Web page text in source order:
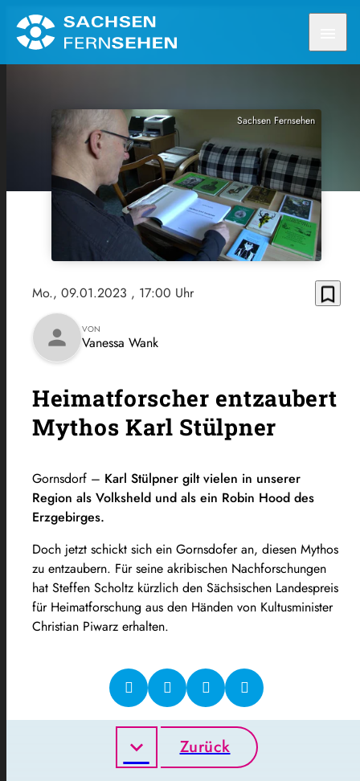
Sachsen Fernsehen
Mo., 09.01.2023 , 17:00 Uhr bookmark_border
person VON
Vanessa Wank
Heimatforscher entzaubert
Mythos Karl Stülpner
Gornsdorf – Karl Stülpner gilt vielen in unserer
Region als Volksheld und als ein Robin Hood des
Erzgebirges.
Doch jetzt schickt sich ein Gornsdofer an, diesen Mythos
zu entzaubern. Für seine akribischen Nachforschungen
hat Steffen Scholtz kürzlich den Sächsischen Landespreis
für Heimatforschung aus den Händen von Kultusminister
Christian Piwarz erhalten.
Zurück